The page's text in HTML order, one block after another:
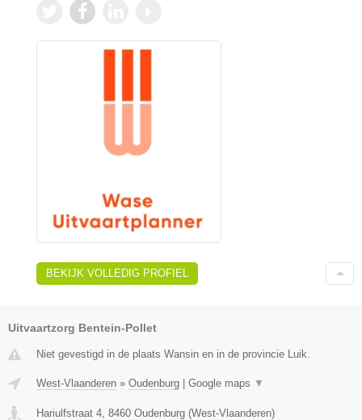
BEKIJK VOLLEDIG PROFIEL
Uitvaartzorg Bentein-Pollet
Niet gevestigd in de plaats Wansin en in de provincie Luik.
West-Vlaanderen » Oudenburg | Google maps ▼
Hariulfstraat 4 8460 Oudenburg (West-Vlaanderen)